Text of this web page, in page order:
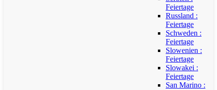
Feiertage
Russland :
Feiertage
Schweden :
Feiertage
Slowenien :
Feiertage
Slowakei :
Feiertage
San Marino :